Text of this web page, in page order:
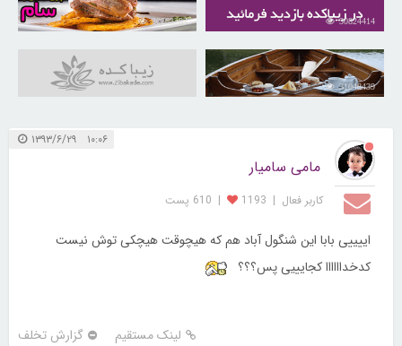
30824414
30263282
31048439
۱۰:۰۶ ۱۳۹۳/۶/۲۹
مامی سامیار
کاربر فعال |
1193
| 610 پست
اییییی بابا این شنگول آباد هم که هیچوقت هیچکی توش نیست
کدخداااااا کجایییی پس؟؟؟
لینک مستقیم گزارش تخلف